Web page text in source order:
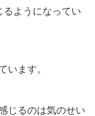
るようになってい
います。
じるのは気のせい